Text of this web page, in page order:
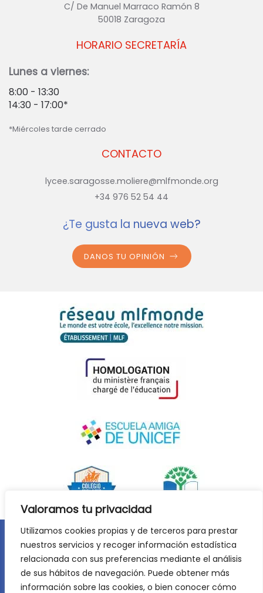
Valoramos tu privacidad
Utilizamos cookies propias y de terceros para prestar
nuestros servicios y recoger información estadística
relacionada con sus preferencias mediante el análisis
de sus hábitos de navegación. Puede obtener más
información sobre las cookies, o bien conocer cómo
C/ De Manuel Marraco Ramón 8
50018 Zaragoza
CONTACTO
lycee.saragosse.moliere@mlfmonde.org
+34 976 52 54 44
HORARIO SECRETARÍA
Lunes a viernes:
8:00 - 13:30
14:30 - 17:00*
*Miércoles tarde cerrado
¿Te gusta la nueva web?
DANOS TU OPINIÓN
Aviso legal
Política de privacidad
Política de cookies
©2026Lycée Français Molière de Zaragoza. Todos los